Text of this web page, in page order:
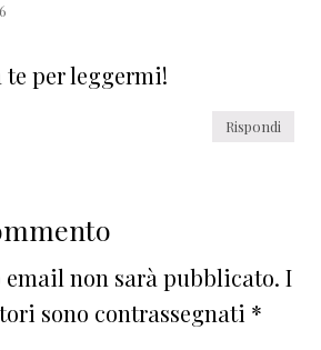
te per leggermi!
Rispondi
non sarà pubblicato. I
sono contrassegnati *